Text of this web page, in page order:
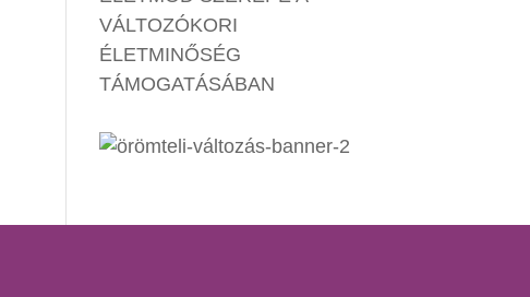
VÁLTOZÓKORI
ÉLETMINŐSÉG
TÁMOGATÁSÁBAN